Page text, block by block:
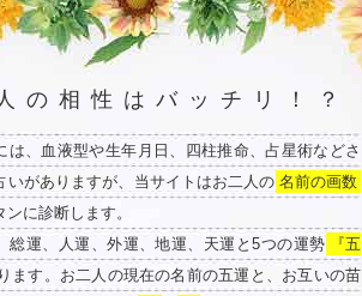
の相性はバッチリ！？
は、血液型や生年月日、四柱推命、占星術などさ
いがありますが、当サイトはお二人の 名前の画数
に診断します。
総運、人運、外運、地運、天運と5つの運勢
『五
ます。お二人の現在の名前の五運と、お互いの苗